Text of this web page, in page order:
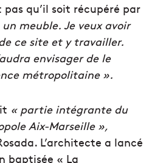
pas qu’il soit récupéré par
meuble. Je veux avoir
ce site et y travailler.
envisager de le
métropolitaine ».
« partie intégrante du
Aix-Marseille »,
L’architecte a lancé
baptisée « La